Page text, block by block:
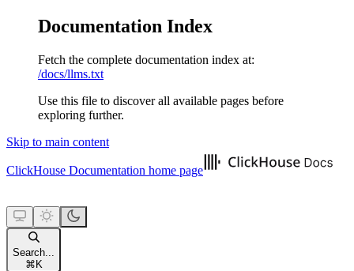
Documentation Index
Fetch the complete documentation index at:
/docs/llms.txt
Use this file to discover all available pages before
exploring further.
Skip to main content
ClickHouse Documentation home page
Search...
⌘ K